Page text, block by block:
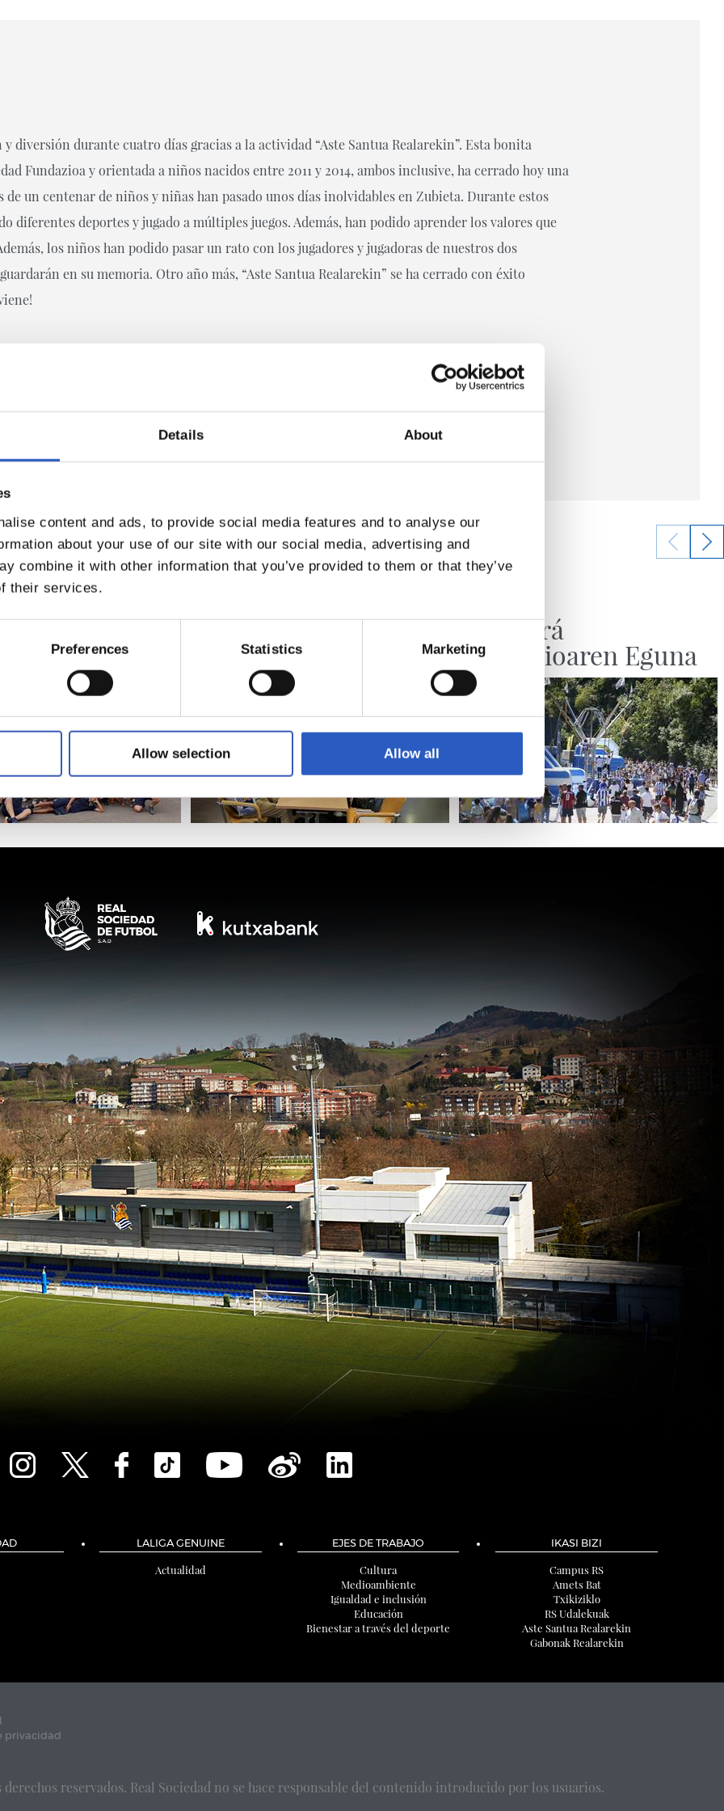
Details About
content and ads, to provide social media features and to analyse our
about your use of our site with our social media, advertising and
combine it with other information that you’ve provided to them or that they’ve
their services.
Preferences Statistics Marketing
Allow selection Allow all
diversión durante cuatro días gracias a la actividad “Aste Santua Realarekin”. Esta bonita
Fundazioa y orientada a niños nacidos entre 2011 y 2014, ambos inclusive, ha cerrado hoy una
de un centenar de niños y niñas han pasado unos días inolvidables en Zubieta. Durante estos
diferentes deportes y jugado a múltiples juegos. Además, han podido aprender los valores que
los niños han podido pasar un rato con los jugadores y jugadoras de nuestros dos
en su memoria. Otro año más, “Aste Santua Realarekin” se ha cerrado con éxito
última Recordando vida No habrá
Fundazioaren Eguna
LALIGA GENUINE
Actualidad
EJES DE TRABAJO
Cultura
Medioambiente
Igualdad e inclusión
Educación
Bienestar a través del deporte
IKASI BIZI
Campus RS
Amets Bat
Txikiziklo
RS Udalekuak
Aste Santua Realarekin
Gabonak Realarekin
privacidad
derechos reservados. Real Sociedad no se hace responsable del contenido introducido por los usuarios.